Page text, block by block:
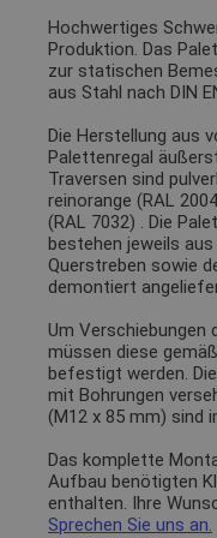
Hochwertiges
Produktion. Das
zur statischen
aus Stahl nach DIN
Die Herstellung aus
Palettenregal
Traversen sind
reinorange (RAL
(RAL 7032) . Die
bestehen jeweils
Querstreben sowie
demontiert
Um Verschiebungen
müssen diese
befestigt werden.
mit Bohrungen
(M12 x 85 mm) sind
Das komplette
Aufbau benötigten
enthalten. Ihre
Sprechen Sie uns an.